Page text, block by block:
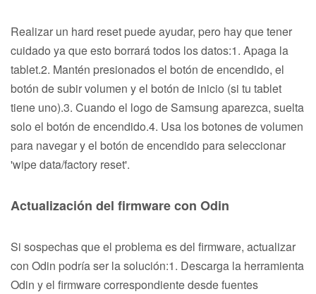
Realizar un hard reset puede ayudar, pero hay que tener
cuidado ya que esto borrará todos los datos:1. Apaga la
tablet.2. Mantén presionados el botón de encendido, el
botón de subir volumen y el botón de inicio (si tu tablet
tiene uno).3. Cuando el logo de Samsung aparezca, suelta
solo el botón de encendido.4. Usa los botones de volumen
para navegar y el botón de encendido para seleccionar
'wipe data/factory reset'.
Actualización del firmware con Odin
Si sospechas que el problema es del firmware, actualizar
con Odin podría ser la solución:1. Descarga la herramienta
Odin y el firmware correspondiente desde fuentes